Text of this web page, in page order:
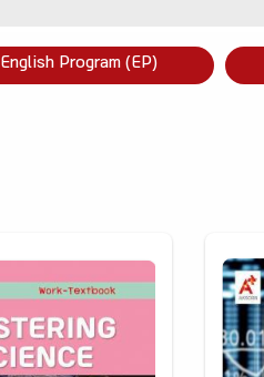
English Program (EP)